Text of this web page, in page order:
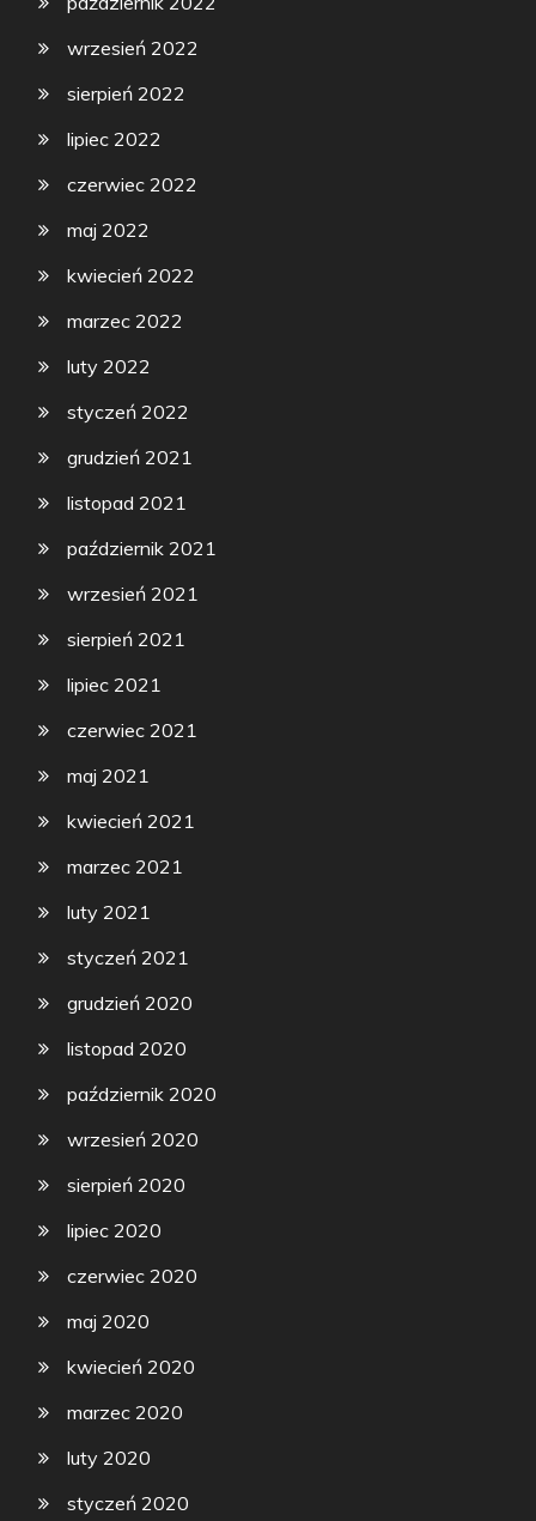
wrzesień 2022
sierpień 2022
lipiec 2022
czerwiec 2022
maj 2022
kwiecień 2022
marzec 2022
luty 2022
styczeń 2022
grudzień 2021
listopad 2021
październik 2021
wrzesień 2021
sierpień 2021
lipiec 2021
czerwiec 2021
maj 2021
kwiecień 2021
marzec 2021
luty 2021
styczeń 2021
grudzień 2020
listopad 2020
październik 2020
wrzesień 2020
sierpień 2020
lipiec 2020
czerwiec 2020
maj 2020
kwiecień 2020
marzec 2020
luty 2020
styczeń 2020